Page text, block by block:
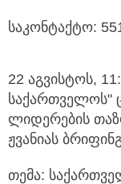
საკონტაქტო:
22 აგვისტოს,
საქართველოს"
ლიდერების
ჟვანიას
თემა: